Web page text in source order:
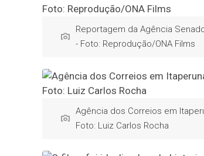
Reportagem da Agência
- Foto: Reprodução/ONA Films
Agência dos Correios em
Foto: Luiz Carlos Rocha